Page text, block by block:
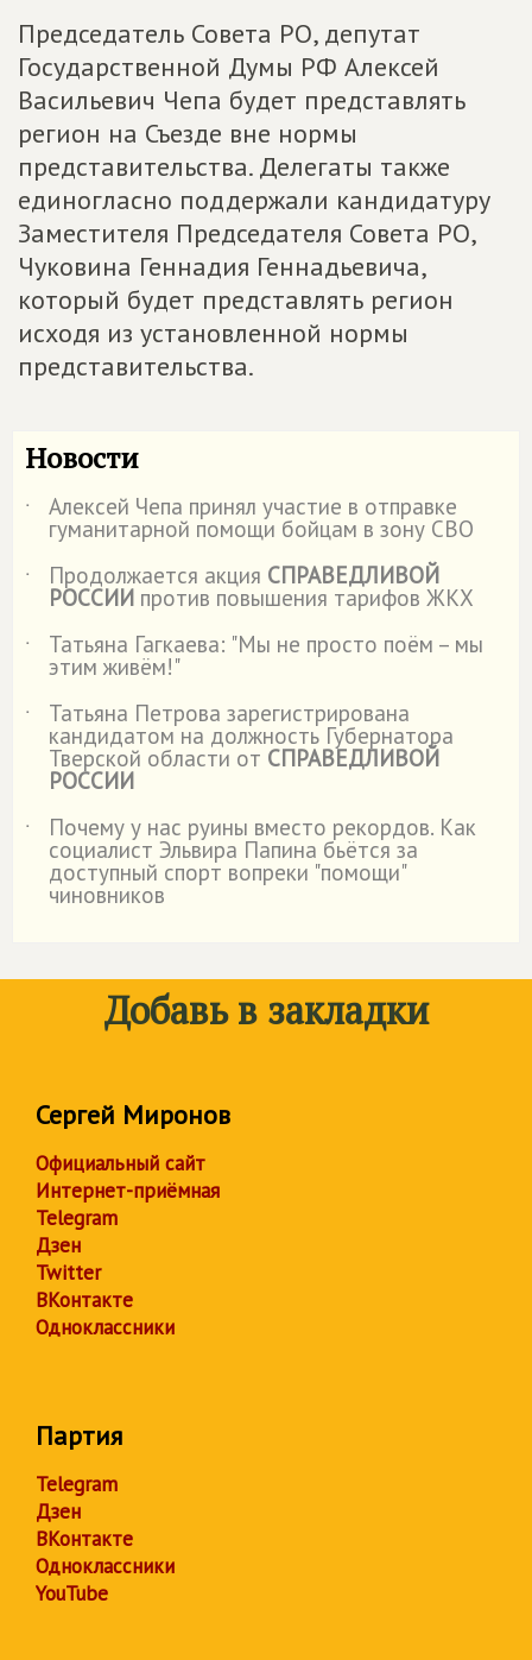
Председатель Совета РО, депутат
Государственной Думы РФ Алексей
Васильевич Чепа будет представлять
регион на Съезде вне нормы
представительства. Делегаты также
единогласно поддержали кандидатуру
Заместителя Председателя Совета РО,
Чуковина Геннадия Геннадьевича,
который будет представлять регион
исходя из установленной нормы
представительства.
Новости
˙ Алексей Чепа принял участие в отправке
гуманитарной помощи бойцам в зону СВО
˙
Продолжается акция СПРАВЕДЛИВОЙ
РОССИИ против повышения тарифов ЖКХ
˙
Татьяна Гагкаева: "Мы не просто поём – мы
этим живём!"
˙
Татьяна Петрова зарегистрирована
кандидатом на должность Губернатора
Тверской области от СПРАВЕДЛИВОЙ
РОССИИ
˙
Почему у нас руины вместо рекордов. Как
социалист Эльвира Папина бьётся за
доступный спорт вопреки "помощи"
чиновников
Добавь в закладки
Сергей Миронов
Официальный сайт
Интернет-приёмная
Telegram
Дзен
Twitter
ВКонтакте
Одноклассники
Партия
Telegram
Дзен
ВКонтакте
Одноклассники
YouTube